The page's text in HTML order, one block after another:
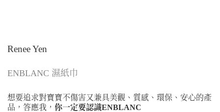
Renee Yen
ENBLANC 濕紙巾
想要追求對寶寶不傷害又兼具美觀、質感、環保、安心的產
品，答應我， 你一定要認識ENBLANC